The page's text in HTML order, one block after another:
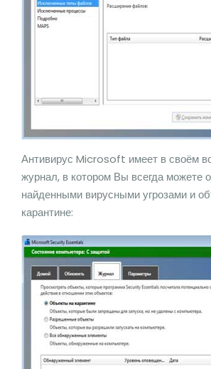
Антивирус Microsoft имеет в своём
журнал, в котором Вы всегда можете
найденными вирусными угрозами и
карантине: